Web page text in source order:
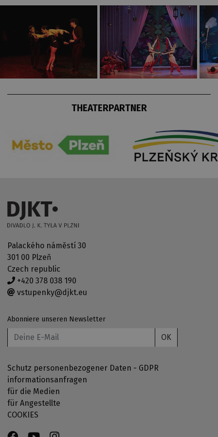
THEATERPARTNER
Palackého náměstí 30
301 00 Plzeň
Czech republic
+420 378 038 190
vstupenky@djkt.eu
Abonniere unseren Newsletter
OK
Schutz personenbezogener Daten - GDPR
informationsanfragen
für die Medien
für Angestellte
COOKIES